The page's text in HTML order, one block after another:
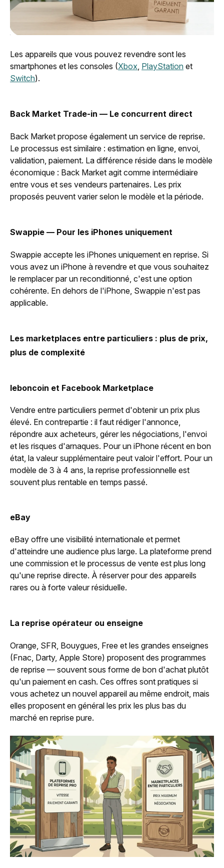
Les appareils que vous pouvez revendre sont les
smartphones et les consoles (Xbox PlayStation et
Switch).
Back Market Trade-in — Le concurrent direct
Back Market propose également un service de reprise.
Le processus est similaire : estimation en ligne, envoi,
validation, paiement. La différence réside dans le modèle
économique : Back Market agit comme intermédiaire
entre vous et ses vendeurs partenaires. Les prix
proposés peuvent varier selon le modèle et la période.
Swappie — Pour les iPhones uniquement
Swappie accepte les iPhones uniquement en reprise. Si
vous avez un iPhone à revendre et que vous souhaitez
le remplacer par un reconditionné, c'est une option
cohérente. En dehors de l'iPhone, Swappie n'est pas
applicable.
Les marketplaces entre particuliers : plus de prix,
plus de complexité
leboncoin et Facebook Marketplace
Vendre entre particuliers permet d'obtenir un prix plus
élevé. En contrepartie : il faut rédiger l'annonce,
répondre aux acheteurs, gérer les négociations, l'envoi
et les risques d'arnaques. Pour un iPhone récent en bon
état, la valeur supplémentaire peut valoir l'effort. Pour un
modèle de 3 à 4 ans, la reprise professionnelle est
souvent plus rentable en temps passé.
eBay
eBay offre une visibilité internationale et permet
d'atteindre une audience plus large. La plateforme prend
une commission et le processus de vente est plus long
qu'une reprise directe. À réserver pour des appareils
rares ou à forte valeur résiduelle.
La reprise opérateur ou enseigne
Orange, SFR, Bouygues, Free et les grandes enseignes
(Fnac, Darty, Apple Store) proposent des programmes
de reprise — souvent sous forme de bon d'achat plutôt
qu'un paiement en cash. Ces offres sont pratiques si
vous achetez un nouvel appareil au même endroit, mais
elles proposent en général les prix les plus bas du
marché en reprise pure.